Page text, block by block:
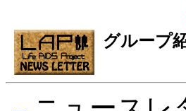
グループ